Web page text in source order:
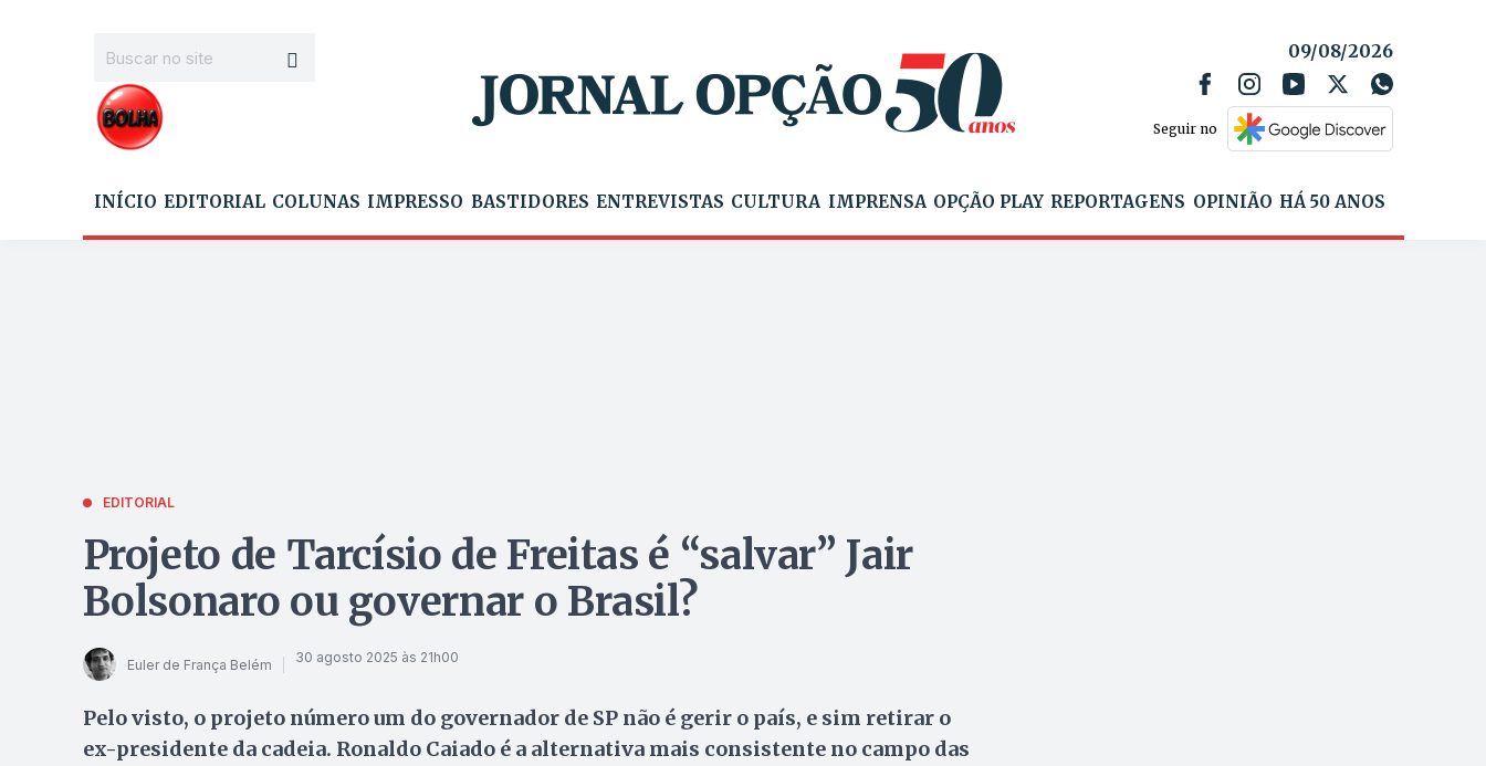
09/08/2026
Seguir no
INÍCIO EDITORIAL COLUNAS IMPRESSO BASTIDORES ENTREVISTAS CULTURA IMPRENSA OPÇÃO PLAY REPORTAGENS OPINIÃO HÁ 50 ANOS
EDITORIAL
Projeto de Tarcísio de Freitas é “salvar” Jair
Bolsonaro ou governar o Brasil?
Euler de França Belém 30 agosto 2025 às 21h00
Pelo visto, o projeto número um do governador de SP não é gerir o país, e sim retirar o
ex-presidente da cadeia. Ronaldo Caiado é a alternativa mais consistente no campo das